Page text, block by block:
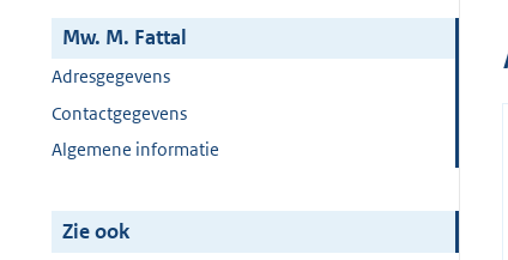
Mw. M. Fattal
Adresgegevens
Contactgegevens
Algemene informatie
Zie ook